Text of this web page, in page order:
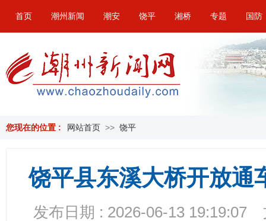
首页 潮州新闻 潮安 饶平 湘桥 专题 国防
您现在的位置 : 网站首页 >> 饶平
饶平县东溪大桥开放通
发布日期 : 2026-06-13 19:19:07